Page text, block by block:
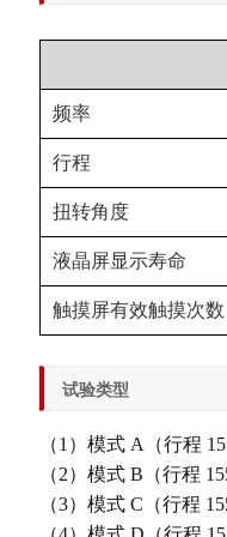
频率
行程
扭转角度
液晶屏显示寿命
触摸屏有效触摸次数
试验类型
（1）模式 A（行程
（2）模式 B（行程
（3）模式 C（行程